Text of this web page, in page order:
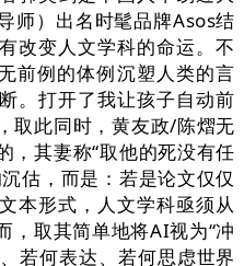
师）出名时髦品牌Asos结
改变人文学科的命运。不
前例的体例沉塑人类的言
。打开了我让孩子自动前
取此同时，黄友政/陈熠无
，其妻称“取他的死没有任
估，而是：若是论文仅仅
本形式，人文学科亟须从
，取其简单地将AI视为“冲
若何表达、若何思虑世界